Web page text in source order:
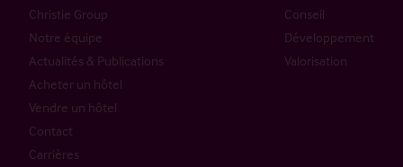
Christie Group
Notre équipe
Actualités & Publications
Acheter un hôtel
Vendre un hôtel
Contact
Carrières
Conseil
Développement
Valorisation